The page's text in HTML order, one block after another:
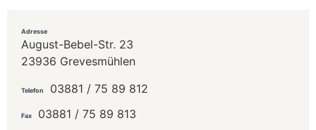
Adresse
August-Bebel-Str. 23
23936 Grevesmühlen
Telefon 03881 / 75 89 812
Fax 03881 / 75 89 813